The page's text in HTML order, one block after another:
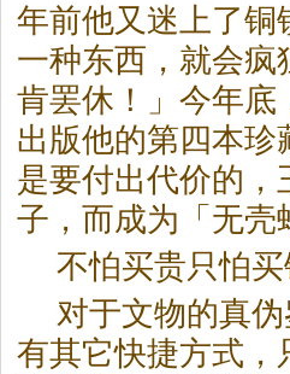
年前他又迷上了铜
一种东西，就会
肯罢休！」今年底
出版他的第四本
是要付出代价的
子，而成为「无壳
不怕买贵只怕买
对于文物的真
有其它快捷方式，